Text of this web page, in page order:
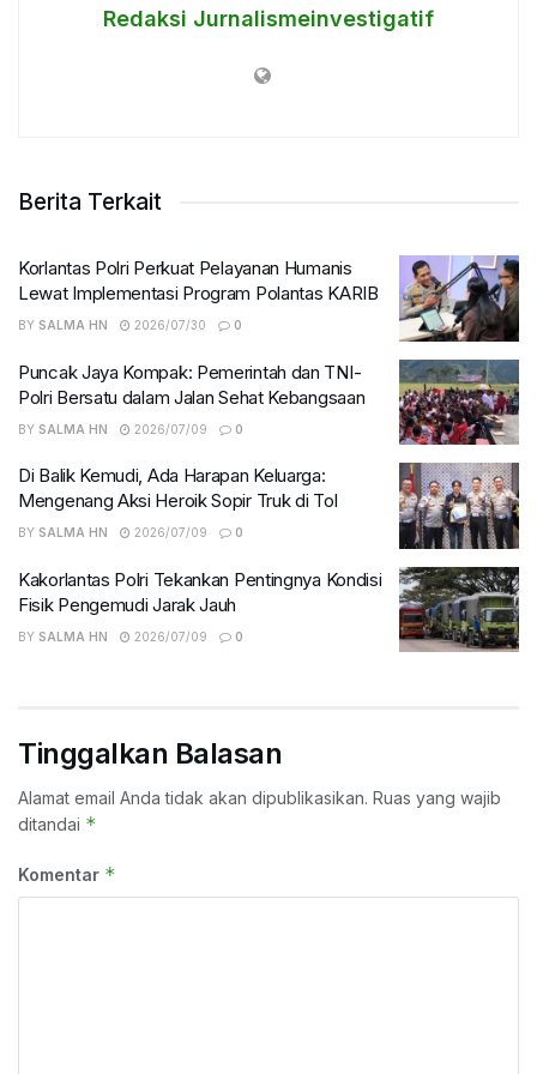
Redaksi Jurnalismeinvestigatif
Berita Terkait
Korlantas Polri Perkuat Pelayanan Humanis
Lewat Implementasi Program Polantas KARIB
BY SALMA HN 2026/07/30 0
Puncak Jaya Kompak: Pemerintah dan TNI-
Polri Bersatu dalam Jalan Sehat Kebangsaan
BY SALMA HN 2026/07/09 0
Di Balik Kemudi, Ada Harapan Keluarga:
Mengenang Aksi Heroik Sopir Truk di Tol
BY SALMA HN 2026/07/09 0
Kakorlantas Polri Tekankan Pentingnya Kondisi
Fisik Pengemudi Jarak Jauh
BY SALMA HN 2026/07/09 0
Tinggalkan Balasan
Alamat email Anda tidak akan dipublikasikan. Ruas yang wajib
ditandai *
Komentar *